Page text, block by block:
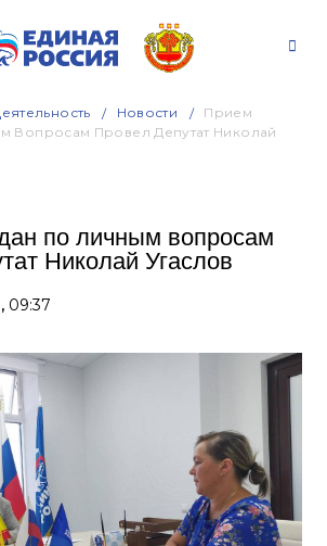
Новости
Прием
Вопросам Провел Депутат Николай
по личным вопросам
Николай Угаслов
09:37